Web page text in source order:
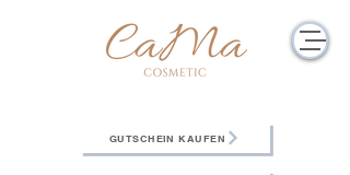
GUTSCHEIN KAUFEN